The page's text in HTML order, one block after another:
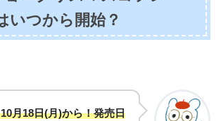
いつから開始？
月18日(月)から！発売日